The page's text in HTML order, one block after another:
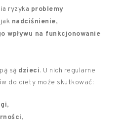
ryzyka problemy
nadciśnienie,
wpływu na funkcjonowanie
są dzieci. U nich regularne
do diety może skutkować:
,
,